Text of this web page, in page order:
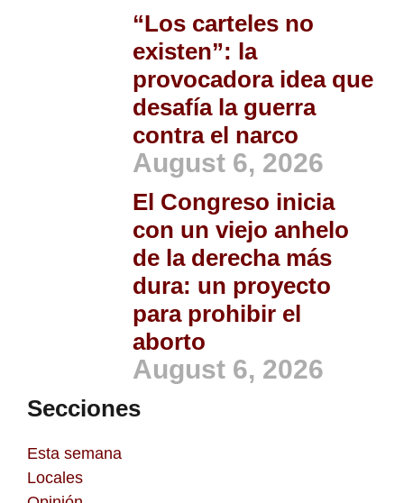
“Los carteles no
existen”: la
provocadora idea que
desafía la guerra
contra el narco
August 6, 2026
El Congreso inicia
con un viejo anhelo
de la derecha más
dura: un proyecto
para prohibir el
aborto
August 6, 2026
Secciones
Esta semana
Locales